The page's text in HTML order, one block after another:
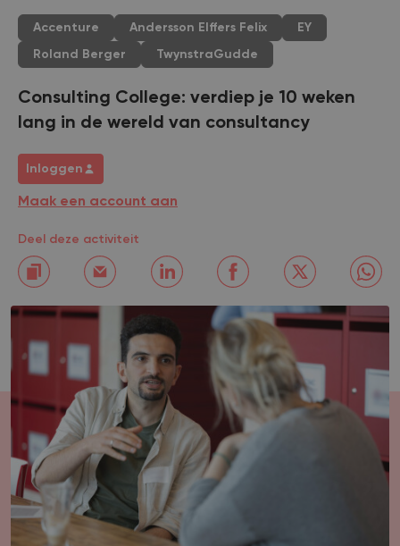
Accenture Andersson Elffers Felix EY
Roland Berger TwynstraGudde
Consulting College: verdiep je 10 weken
lang in de wereld van consultancy
Inloggen
Maak een account aan
Deel deze activiteit